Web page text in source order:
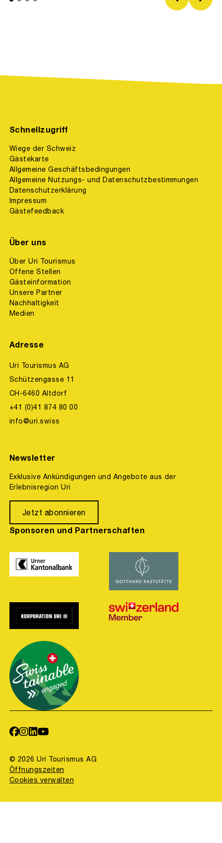
Schnellzugriff
Wiege der Schweiz
Gästekarte
Allgemeine Geschäftsbedingungen
Allgemeine Nutzungs- und Datenschutzbestimmungen
Datenschutzerklärung
Impressum
Gästefeedback
Über uns
Über Uri Tourismus
Offene Stellen
Gästeinformation
Unsere Partner
Nachhaltigkeit
Medien
Adresse
Uri Tourismus AG
Schützengasse 11
CH-6460 Altdorf
+41 (0)41 874 80 00
info@uri.swiss
Newsletter
Exklusive Ankündigungen und Angebote aus der
Erlebnisregion Uri
Jetzt abonnieren
Sponsoren und Partnerschaften
© 2026 Uri Tourismus AG
Öffnungszeiten
Cookies verwalten